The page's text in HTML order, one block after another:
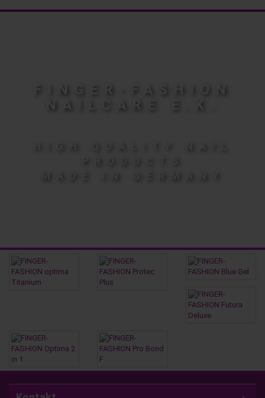
FINGER-FASHION
NAILCARE E.K.